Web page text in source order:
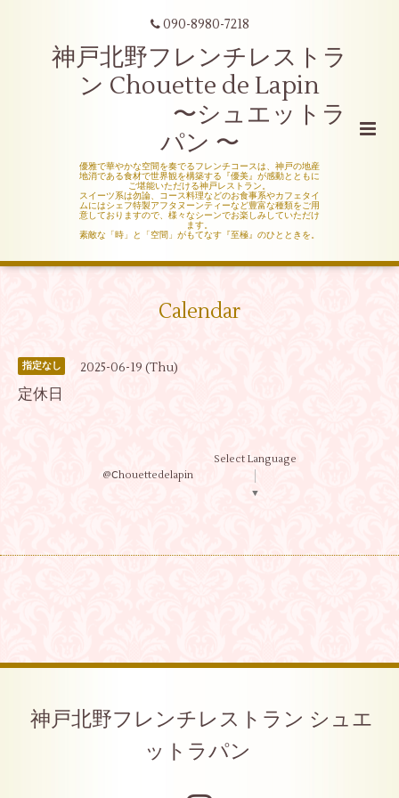
090-8980-7218
神戸北野フレンチレストラ
ン Chouette de Lapin
〜シュエットラ
パン 〜
優雅で華やかな空間を奏でるフレンチコースは、神戸の地産
地消である食材で世界観を構築する『優美』が感動とともに
ご堪能いただける神戸レストラン。
スイーツ系は勿論、コース料理などのお食事系やカフェタイ
ムにはシェフ特製アフタヌーンティーなど豊富な種類をご用
意しておりますので、様々なシーンでお楽しみしていただけ
ます。
素敵な「時」と「空間」がもてなす『至極』のひとときを。
Calendar
指定なし 2025-06-19 (Thu)
定休日
@Ⅽhouettedelapin
Select Language
▼
神戸北野フレンチレストラン シュエ
ットラパン